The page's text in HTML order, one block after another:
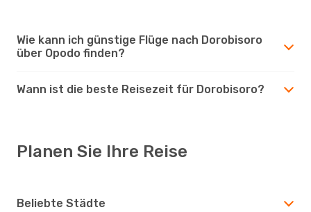
Wie kann ich günstige Flüge nach Dorobisoro
über Opodo finden?
Wann ist die beste Reisezeit für Dorobisoro?
Planen Sie Ihre Reise
Beliebte Städte